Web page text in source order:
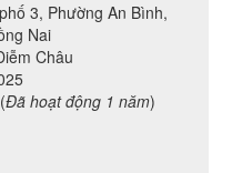
3, Phường An Bình,
Nai
Châu
Đã hoạt động 1 năm)